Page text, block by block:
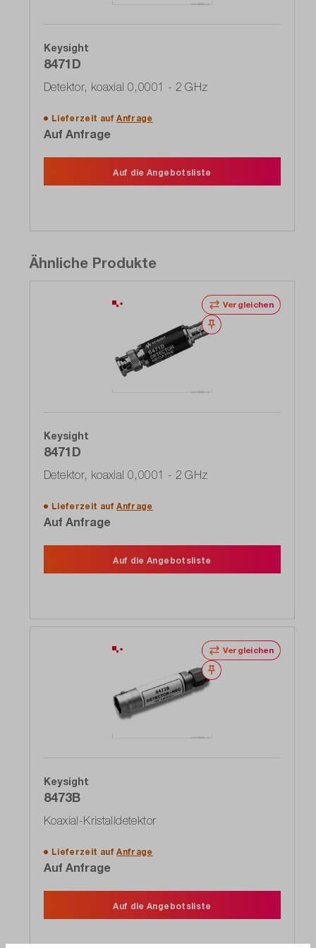
Keysight
8471D
Detektor, koaxial 0,0001 - 2 GHz
Lieferzeit aufAnfrage
Auf Anfrage
Auf die Angebotsliste
Ähnliche Produkte
Vergleichen
Merken
Keysight
8471D
Detektor, koaxial 0,0001 - 2 GHz
Lieferzeit aufAnfrage
Auf Anfrage
Auf die Angebotsliste
Vergleichen
Merken
Keysight
8473B
Koaxial-Kristalldetektor
Lieferzeit aufAnfrage
Auf Anfrage
Auf die Angebotsliste